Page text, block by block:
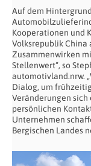
Auf dem
Kooperationen und
Volksrepublik China
Zusammenwirken
Stellenwert“, so
automotivland.nrw.
Dialog, um
Veränderungen
persönlichen
Unternehmen
Bergischen Landes